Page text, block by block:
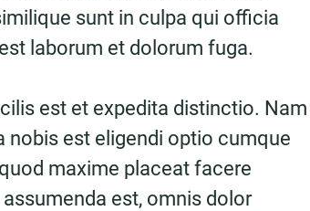
sunt in culpa qui officia
laborum et dolorum fuga.
est et expedita distinctio. Nam
nobis est eligendi optio cumque
maxime placeat facere
est, omnis dolor